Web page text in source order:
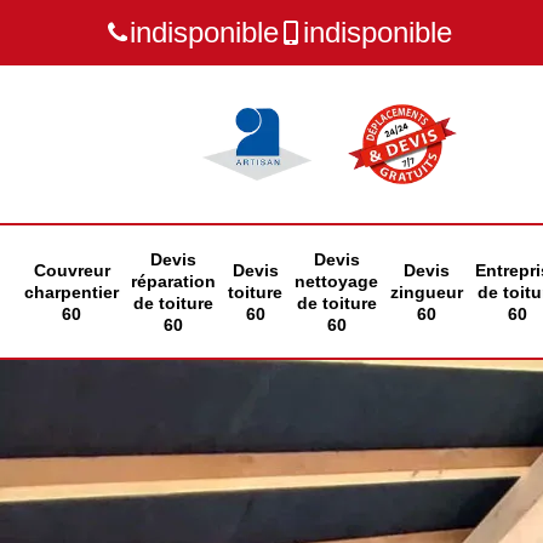
indisponible indisponible
Couvreur
charpentier
60
Devis
réparation
de toiture
60
Devis
toiture
60
Devis
nettoyage
de toiture
60
Devis
zingueur
60
de
60